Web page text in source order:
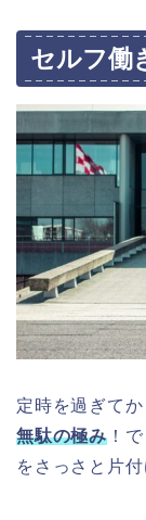
セルフ働
定時を過ぎて
無駄の極み ！
をさっさと片付